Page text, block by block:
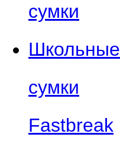
сумки
Школьные
сумки
Fastbreak